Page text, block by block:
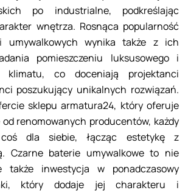
po industrialne, podkreślając
wnętrza. Rosnąca popularność
umywalkowych wynika także z ich
pomieszczeniu luksusowego i
klimatu, co doceniają projektanci
poszukujący unikalnych rozwiązań.
sklepu armatura24, który oferuje
renomowanych producentów, każdy
dla siebie, łącząc estetykę z
Czarne baterie umywalkowe to nie
inwestycja w ponadczasowy
który dodaje jej charakteru i